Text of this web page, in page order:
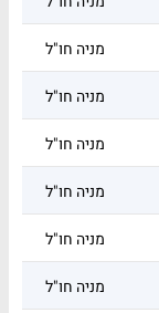
מניה חו"ל
מניה חו"ל
מניה חו"ל
מניה חו"ל
מניה חו"ל
מניה חו"ל